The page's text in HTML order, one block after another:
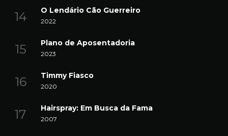
O Lendário Cão Guerreiro
2022
Plano de Aposentadoria
2023
Timmy Fiasco
2020
Hairspray: Em Busca da Fama
2007